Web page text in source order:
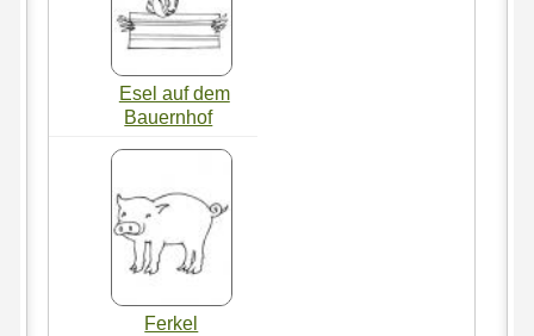
Esel auf dem
Bauernhof
Ferkel